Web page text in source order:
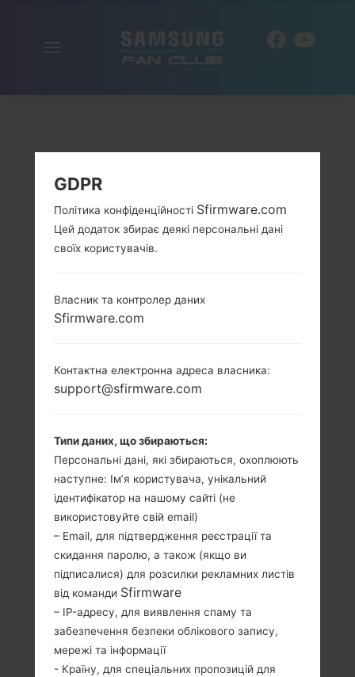
GDPR
Політика конфіденційності Sfirmware.com
Цей додаток збирає деякі персональні дані
своїх користувачів.
Власник та контролер даних
Sfirmware.com
Контактна електронна адреса власника:
support@sfirmware.com
Типи даних, що збираються:
Персональні дані, які збираються, охоплюють
наступне: Ім’я користувача, унікальний
ідентифікатор на нашому сайті (не
використовуйте свій email)
– Email, для підтвердження реєстрації та
скидання паролю, а також (якщо ви
підписалися) для розсилки рекламних листів
від команди Sfirmware
– IP-адресу, для виявлення спаму та
забезпечення безпеки облікового запису,
мережі та інформації
- Країну, для спеціальних пропозицій для